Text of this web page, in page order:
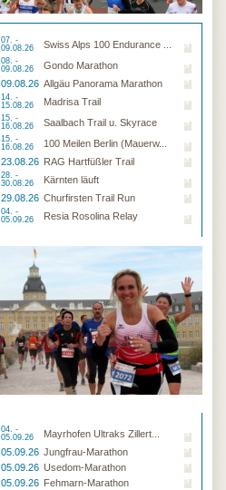
07. -
09.08.26
Swiss Alps 100 Endurance ...
08. -
09.08.26
Gondo Marathon
09.08.26 Allgäu Panorama Marathon
14. -
15.08.26
Madrisa Trail
15. -
16.08.26
Saalbach Trail u. Skyrace
15. -
16.08.26
100 Meilen Berlin (Mauerw...
23.08.26 RAG Hartfüßler Trail
28. -
30.08.26
Kärnten läuft
29.08.26 Churfirsten Trail Run
04. -
05.09.26
Resia Rosolina Relay
04. -
05.09.26
Mayrhofen Ultraks Zillert...
05.09.26 Jungfrau-Marathon
05.09.26 Usedom-Marathon
05.09.26 Fehmarn-Marathon